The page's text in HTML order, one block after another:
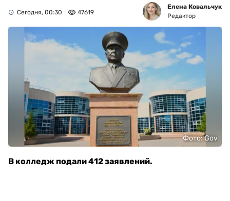
Сегодня, 00:30 47619
Елена Ковальчук
Редактор
Фото: Gov
В колледж подали 412 заявлений.